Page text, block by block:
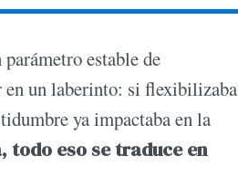
estable de
en un laberinto: si flexibilizaba
ya impactaba en la
todo eso se traduce en